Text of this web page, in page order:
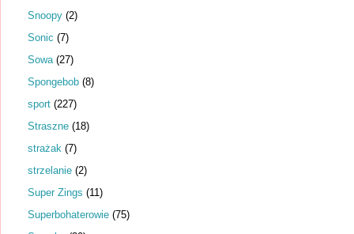
Snoopy (2)
Sonic (7)
Sowa (27)
Spongebob (8)
sport (227)
Straszne (18)
strażak (7)
strzelanie (2)
Super Zings (11)
Superbohaterowie (75)